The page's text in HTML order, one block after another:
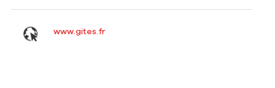
www.gites.fr